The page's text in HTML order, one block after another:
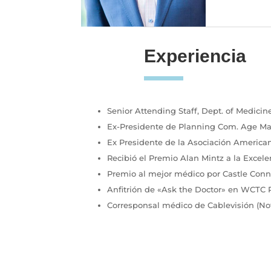
Experiencia
Senior Attending Staff, Dept. of
Ex-Presidente de Planning Com. Age
Ex Presidente de la Asociación
Recibió el Premio Alan Mintz a la
Premio al mejor médico por Castle
Anfitrión de «Ask the Doctor» en WCTC
Corresponsal médico de Cablevisión